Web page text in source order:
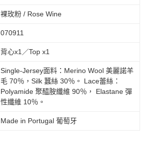
裸玫粉 / Rose Wine
070911
背心x1／Top x1
Single-Jersey面料：Merino Wool 美麗諾羊
毛 70％，Silk 蠶絲 30％。 Lace蕾絲：
Polyamide 聚醯胺纖維 90％， Elastane 彈
性纖維 10％。
Made in Portugal 葡萄牙